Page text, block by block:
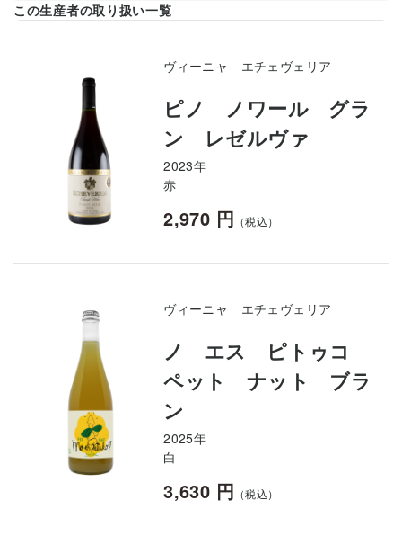
この生産者の取り扱い一覧
ヴィーニャ エチェヴェリア
ピノ ノワール グラ
ン レゼルヴァ
2023年
赤
2,970 円 （税込）
ヴィーニャ エチェヴェリア
ノ エス ピトゥコ
ペット ナット ブラ
ン
2025年
白
3,630 円 （税込）